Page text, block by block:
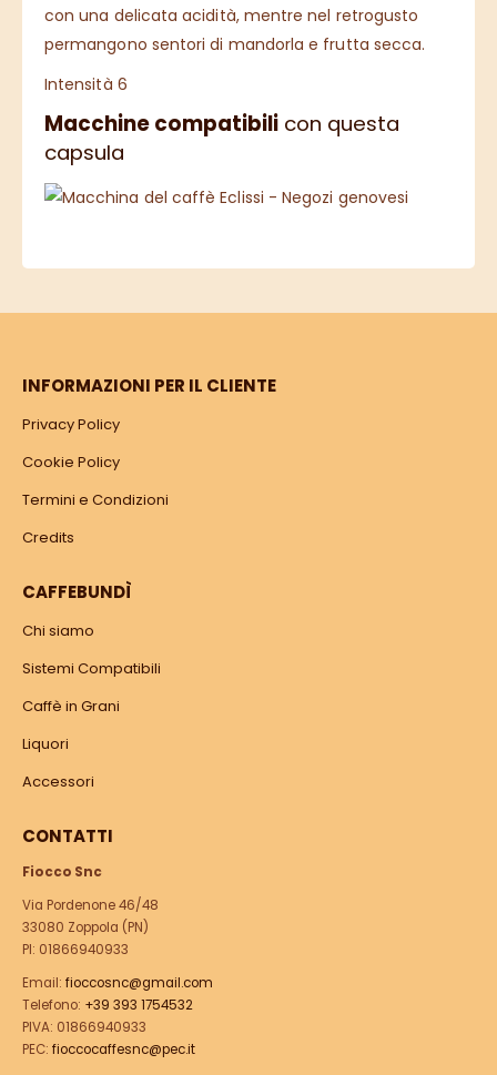
con una delicata acidità, mentre nel retrogusto
permangono sentori di mandorla e frutta secca.
Intensità 6
Macchine compatibili con questa
capsula
INFORMAZIONI PER IL CLIENTE
Privacy Policy
Cookie Policy
Termini e Condizioni
Credits
CAFFEBUNDÌ
Chi siamo
Sistemi Compatibili
Caffè in Grani
Liquori
Accessori
CONTATTI
Fiocco Snc
Via Pordenone 46/48
33080 Zoppola (PN)
PI: 01866940933
Email: fioccosnc@gmail.com
Telefono: +39 393 1754532
PIVA: 01866940933
PEC: fioccocaffesnc@pec.it